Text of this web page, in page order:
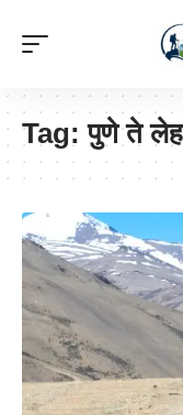
Tag:पुणे ते लेह